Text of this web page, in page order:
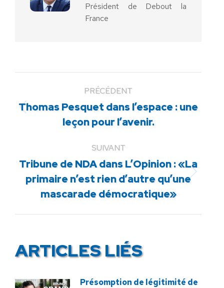
Président de Debout la
France
PRÉCÉDENT
Article
précédent
Thomas Pesquet dans l’espace : une
leçon pour l’avenir.
SUIVANT
Article
suivant
:
Tribune de NDA dans L’Opinion : «​La
primaire n’est rien d’autre qu’une
mascarade démocratique»
ARTICLES LIÉS
Présomption de légitimité de